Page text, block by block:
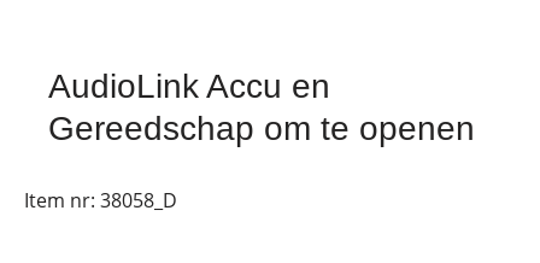
AudioLink Accu en
Gereedschap om te openen
Item nr: 38058_D